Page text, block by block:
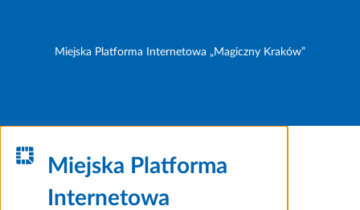
Miejska Platforma Internetowa „Magiczny Kraków”
Miejska Platforma
Internetowa